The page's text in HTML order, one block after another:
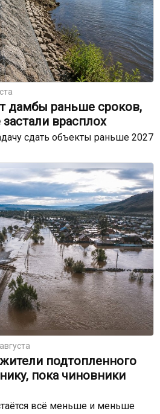
дамбы раньше сроков,
врасплох
сдать объекты раньше 2027
подтопленного
пока чиновники
всё меньше и меньше